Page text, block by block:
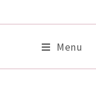
Menu